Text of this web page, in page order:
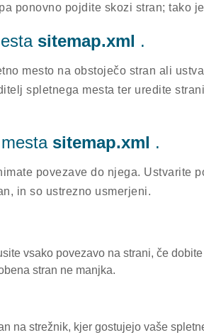
ponovno pojdite skozi stran; tako
sitemap.xml .
mesto na obstoječo stran ali
spletnega mesta ter uredite
sitemap.xml .
povezave do njega. Ustvarite
in so ustrezno usmerjeni.
vsako povezavo na strani, če
stran ne manjka.
na strežnik, kjer gostujejo vaše